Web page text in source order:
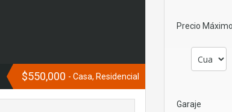
$550,000 - Casa, Residencial
Precio Máximo
Garaje